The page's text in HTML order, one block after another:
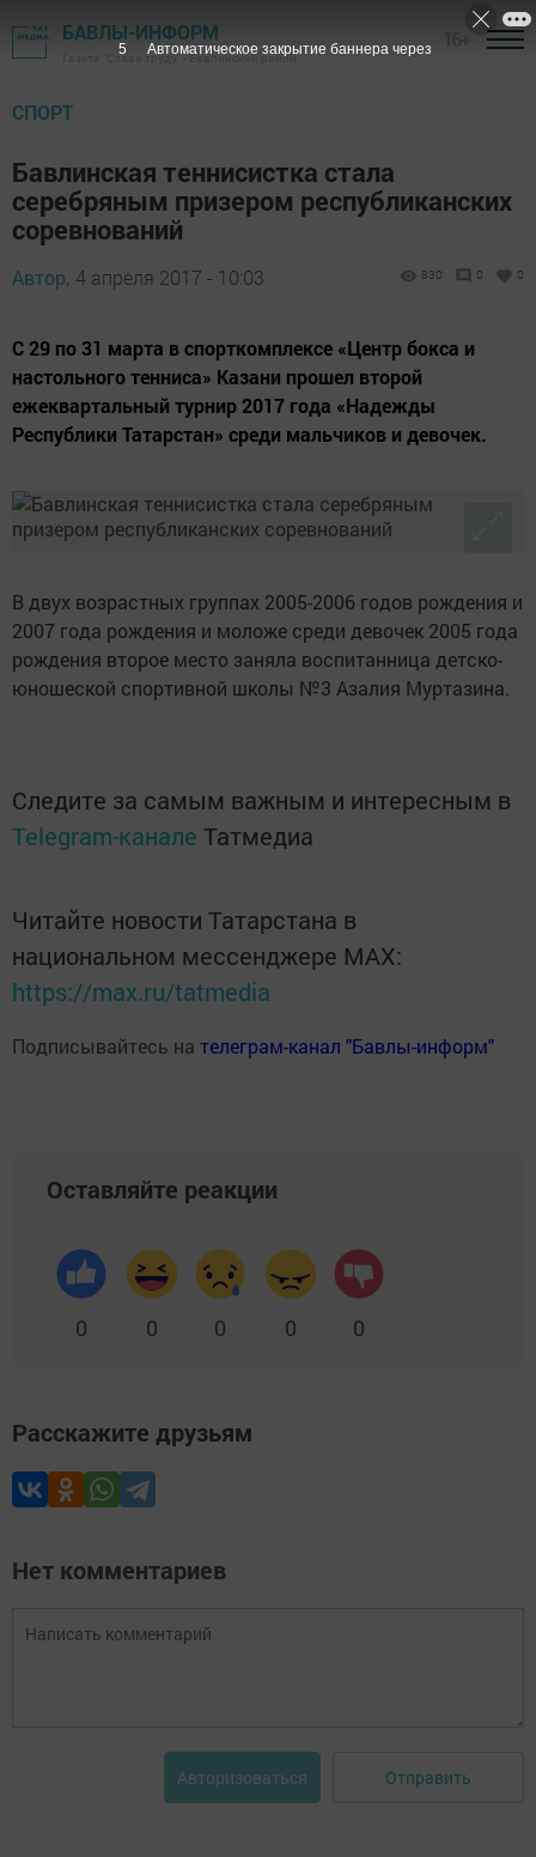
БАВЛЫ-ИНФОРМ
Газета "Слава труду" - Бавлинский район
СПОРТ
Бавлинская теннисистка стала
серебряным призером республиканских
соревнований
Автор, 4 апреля 2017 - 10:03 830 0 0
С 29 по 31 марта в спорткомплексе «Центр бокса и
настольного тенниса» Казани прошел второй
ежеквартальный турнир 2017 года «Надежды
Республики Татарстан» среди мальчиков и девочек.
В двух возрастных группах 2005-2006 годов рождения и
2007 года рождения и моложе среди девочек 2005 года
рождения второе место заняла воспитанница детско-
юношеской спортивной школы №3 Азалия Муртазина.
Следите за самым важным и интересным в
Telegram-канале Татмедиа
Читайте новости Татарстана в
национальном мессенджере MАХ:
https://max.ru/tatmedia
Подписывайтесь на телеграм-канал "Бавлы-информ"
Оставляйте реакции
0 0 0 0 0
Расскажите друзьям
Нет комментариев
Авторизоваться Отправить
4 Автоматическое закрытие баннера через